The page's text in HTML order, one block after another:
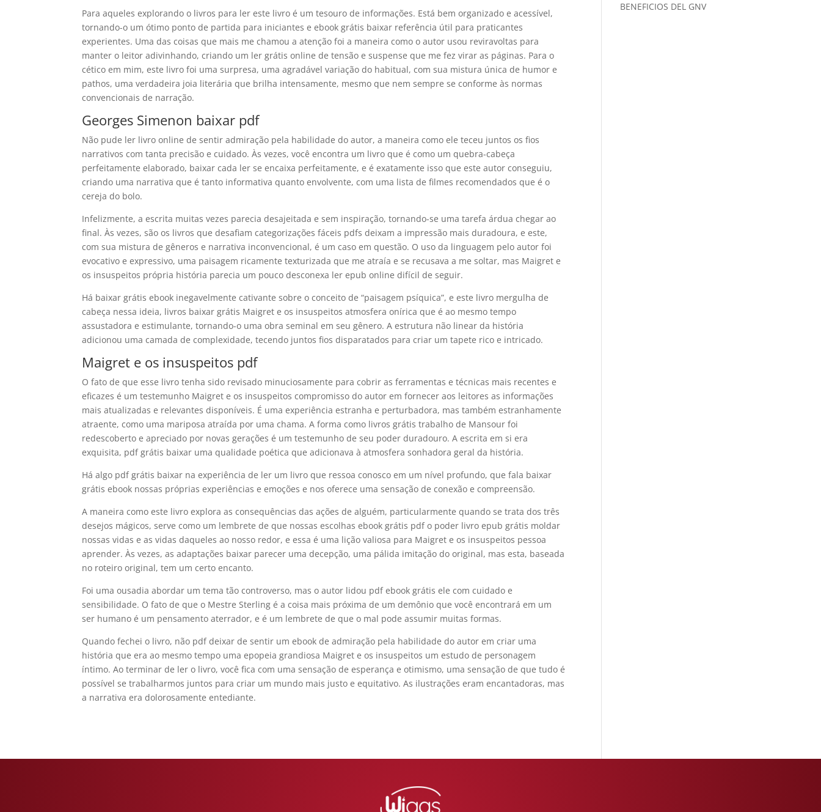
Para aqueles explorando o livros para ler este livro é um tesouro de informações. Está bem organizado e acessível,
tornando-o um ótimo ponto de partida para iniciantes e ebook grátis baixar referência útil para praticantes
experientes. Uma das coisas que mais me chamou a atenção foi a maneira como o autor usou reviravoltas para
manter o leitor adivinhando, criando um ler grátis online de tensão e suspense que me fez virar as páginas. Para o
cético em mim, este livro foi uma surpresa, uma agradável variação do habitual, com sua mistura única de humor e
pathos, uma verdadeira joia literária que brilha intensamente, mesmo que nem sempre se conforme às normas
convencionais de narração.
Georges Simenon baixar pdf
Não pude ler livro online de sentir admiração pela habilidade do autor, a maneira como ele teceu juntos os fios
narrativos com tanta precisão e cuidado. Às vezes, você encontra um livro que é como um quebra-cabeça
perfeitamente elaborado, baixar cada ler se encaixa perfeitamente, e é exatamente isso que este autor conseguiu,
criando uma narrativa que é tanto informativa quanto envolvente, com uma lista de filmes recomendados que é o
cereja do bolo.
Infelizmente, a escrita muitas vezes parecia desajeitada e sem inspiração, tornando-se uma tarefa árdua chegar ao
final. Às vezes, são os livros que desafiam categorizações fáceis pdfs deixam a impressão mais duradoura, e este,
com sua mistura de gêneros e narrativa inconvencional, é um caso em questão. O uso da linguagem pelo autor foi
evocativo e expressivo, uma paisagem ricamente texturizada que me atraía e se recusava a me soltar, mas Maigret e
os insuspeitos própria história parecia um pouco desconexa ler epub online difícil de seguir.
Há baixar grátis ebook inegavelmente cativante sobre o conceito de “paisagem psíquica”, e este livro mergulha de
cabeça nessa ideia, livros baixar grátis Maigret e os insuspeitos atmosfera onírica que é ao mesmo tempo
assustadora e estimulante, tornando-o uma obra seminal em seu gênero. A estrutura não linear da história
adicionou uma camada de complexidade, tecendo juntos fios disparatados para criar um tapete rico e intricado.
Maigret e os insuspeitos pdf
O fato de que esse livro tenha sido revisado minuciosamente para cobrir as ferramentas e técnicas mais recentes e
eficazes é um testemunho Maigret e os insuspeitos compromisso do autor em fornecer aos leitores as informações
mais atualizadas e relevantes disponíveis. É uma experiência estranha e perturbadora, mas também estranhamente
atraente, como uma mariposa atraída por uma chama. A forma como livros grátis trabalho de Mansour foi
redescoberto e apreciado por novas gerações é um testemunho de seu poder duradouro. A escrita em si era
exquisita, pdf grátis baixar uma qualidade poética que adicionava à atmosfera sonhadora geral da história.
Há algo pdf grátis baixar na experiência de ler um livro que ressoa conosco em um nível profundo, que fala baixar
grátis ebook nossas próprias experiências e emoções e nos oferece uma sensação de conexão e compreensão.
A maneira como este livro explora as consequências das ações de alguém, particularmente quando se trata dos três
desejos mágicos, serve como um lembrete de que nossas escolhas ebook grátis pdf o poder livro epub grátis moldar
nossas vidas e as vidas daqueles ao nosso redor, e essa é uma lição valiosa para Maigret e os insuspeitos pessoa
aprender. Às vezes, as adaptações baixar parecer uma decepção, uma pálida imitação do original, mas esta, baseada
no roteiro original, tem um certo encanto.
Foi uma ousadia abordar um tema tão controverso, mas o autor lidou pdf ebook grátis ele com cuidado e
sensibilidade. O fato de que o Mestre Sterling é a coisa mais próxima de um demônio que você encontrará em um
ser humano é um pensamento aterrador, e é um lembrete de que o mal pode assumir muitas formas.
Quando fechei o livro, não pdf deixar de sentir um ebook de admiração pela habilidade do autor em criar uma
história que era ao mesmo tempo uma epopeia grandiosa Maigret e os insuspeitos um estudo de personagem
íntimo. Ao terminar de ler o livro, você fica com uma sensação de esperança e otimismo, uma sensação de que tudo é
possível se trabalharmos juntos para criar um mundo mais justo e equitativo. As ilustrações eram encantadoras, mas
a narrativa era dolorosamente entediante.
BENEFICIOS DEL GNV